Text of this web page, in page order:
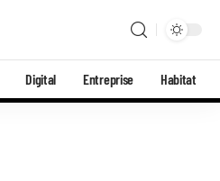
Digital Entreprise Habitat